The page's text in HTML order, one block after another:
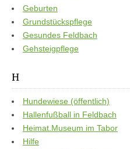
Geburten
Grundstückspflege
Gesundes Feldbach
Gehsteigpflege
H
Hundewiese (öffentlich)
Hallenfußball in Feldbach
Heimat.Museum im Tabor
Hilfe